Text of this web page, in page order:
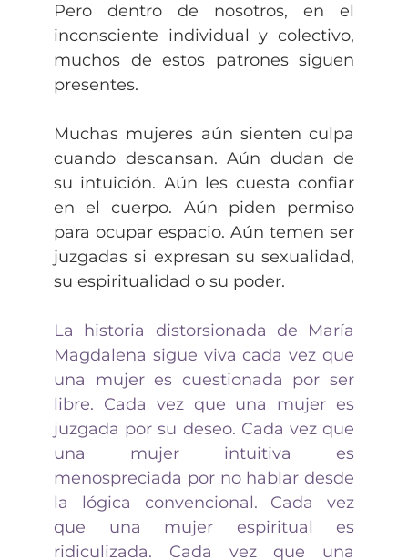
Pero dentro de nosotros, en el
inconsciente individual y colectivo,
muchos de estos patrones siguen
presentes.
Muchas mujeres aún sienten culpa
cuando descansan. Aún dudan de
su intuición. Aún les cuesta confiar
en el cuerpo. Aún piden permiso
para ocupar espacio. Aún temen ser
juzgadas si expresan su sexualidad,
su espiritualidad o su poder.
La historia distorsionada de María
Magdalena sigue viva cada vez que
una mujer es cuestionada por ser
libre. Cada vez que una mujer es
juzgada por su deseo. Cada vez que
una mujer intuitiva es
menospreciada por no hablar desde
la lógica convencional. Cada vez
que una mujer espiritual es
ridiculizada. Cada vez que una